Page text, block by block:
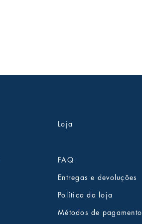
Loja
FAQ
Entregas e devoluções
Política da loja
Métodos de pagamento